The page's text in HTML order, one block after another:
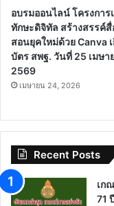
อบรมออนไลน์ โครงการ
ทักษะดิจิทัล สร้างสรรค์สื่
สอนยุคใหม่ด้วย Canva
บัตร สพฐ. วันที่ 25 เมษา
2569
เมษายน 24, 2026
Recent Posts
เก
71